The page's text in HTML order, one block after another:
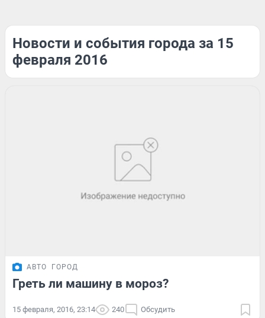
Новости и события города за 15
февраля 2016
АВТО ГОРОД
Греть ли машину в мороз?
15 февраля, 2016, 23:14 240 Обсудить